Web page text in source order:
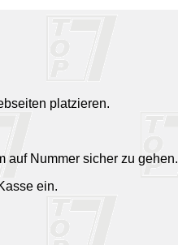
platzieren.
auf Nummer sicher zu gehen.
ein.